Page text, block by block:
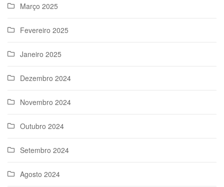
Março 2025
Fevereiro 2025
Janeiro 2025
Dezembro 2024
Novembro 2024
Outubro 2024
Setembro 2024
Agosto 2024